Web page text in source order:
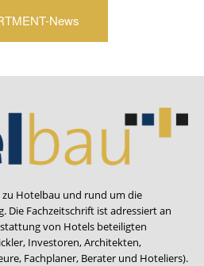
News
Hotelbau und rund um die
Die Fachzeitschrift ist adressiert an
von Hotels beteiligten
Investoren, Architekten,
Fachplaner, Berater und Hoteliers).